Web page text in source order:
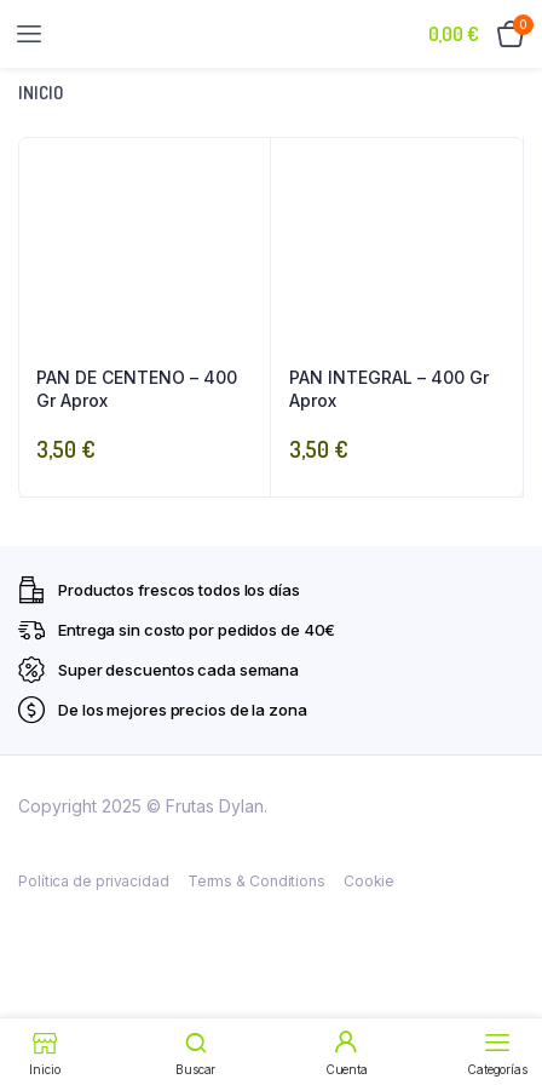
0,00€ 0
Buscar Cuenta Categorías
INICIO
PAN DE CENTENO – 400
Gr Aprox
3,50 €
PAN INTEGRAL – 400 Gr
Aprox
3,50 €
Productos frescos todos los días
Entrega sin costo por pedidos de 40€
Super descuentos cada semana
De los mejores precios de la zona
Copyright 2025 © Frutas Dylan.
Política de privacidad Terms & Conditions Cookie